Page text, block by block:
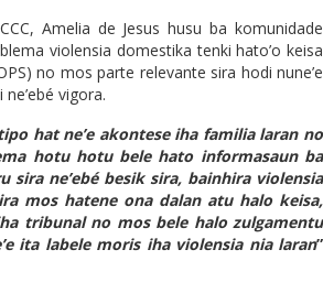
Amelia de Jesus husu ba komunidade
violensia domestika tenki hato’o keisa
no mos parte relevante sira hodi nune’e
vigora.
hat ne’e akontese iha familia laran no
hotu hotu bele hato informasaun ba
sira ne’ebé besik sira, bainhira violensia
mos hatene ona dalan atu halo keisa,
tribunal no mos bele halo zulgamentu
ita labele moris iha violensia nia laran”